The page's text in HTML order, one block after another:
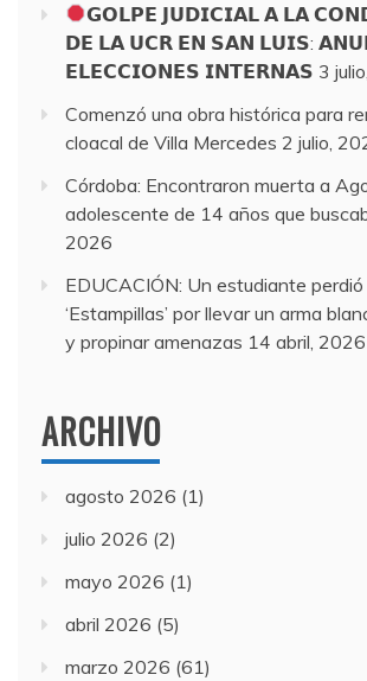
𝗚𝗢𝗟𝗣𝗘 𝗝𝗨𝗗𝗜𝗖𝗜𝗔𝗟 𝗔 𝗟𝗔
𝗗𝗘 𝗟𝗔 𝗨𝗖𝗥 𝗘𝗡 𝗦𝗔𝗡 𝗟𝗨𝗜𝗦:
𝗘𝗟𝗘𝗖𝗖𝗜𝗢𝗡𝗘𝗦 𝗜𝗡𝗧𝗘𝗥𝗡𝗔𝗦 3
Comenzó una obra histórica para
cloacal de Villa Mercedes 2 julio,
Córdoba: Encontraron muerta a
adolescente de 14 años que
2026
EDUCACIÓN: Un estudiante perdió
‘Estampillas’ por llevar un arma
y propinar amenazas 14 abril, 2026
ARCHIVO
agosto 2026 (1)
julio 2026 (2)
mayo 2026 (1)
abril 2026 (5)
marzo 2026 (61)